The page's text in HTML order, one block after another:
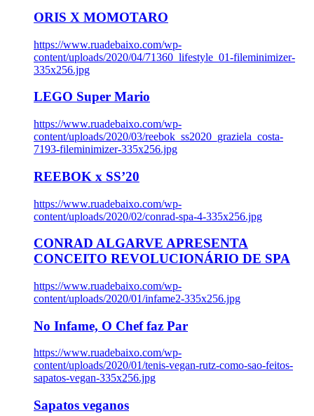
ORIS X MOMOTARO
https://www.ruadebaixo.com/wp-
content/uploads/2020/04/71360_lifestyle_01-fileminimizer-
335x256.jpg
LEGO Super Mario
https://www.ruadebaixo.com/wp-
content/uploads/2020/03/reebok_ss2020_graziela_costa-
7193-fileminimizer-335x256.jpg
REEBOK x SS’20
https://www.ruadebaixo.com/wp-
content/uploads/2020/02/conrad-spa-4-335x256.jpg
CONRAD ALGARVE APRESENTA
CONCEITO REVOLUCIONÁRIO DE SPA
https://www.ruadebaixo.com/wp-
content/uploads/2020/01/infame2-335x256.jpg
No Infame, O Chef faz Par
https://www.ruadebaixo.com/wp-
content/uploads/2020/01/tenis-vegan-rutz-como-sao-feitos-
sapatos-vegan-335x256.jpg
Sapatos veganos